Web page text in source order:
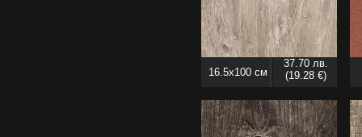
16.5x100 см
37.70 лв.
(19.28 €)